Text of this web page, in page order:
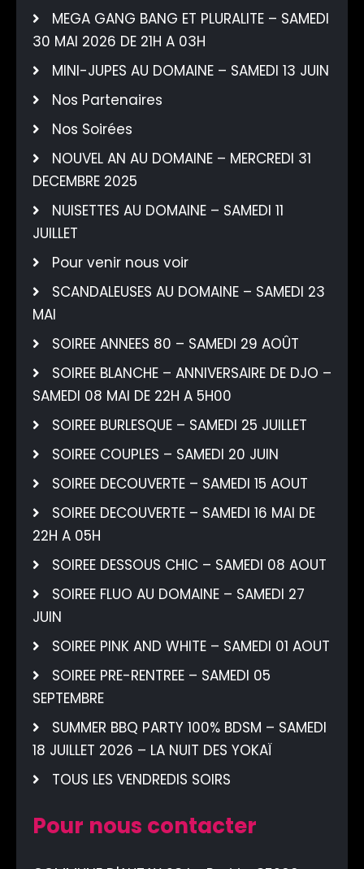
MEGA GANG BANG ET PLURALITE – SAMEDI
30 MAI 2026 DE 21H A 03H
MINI-JUPES AU DOMAINE – SAMEDI 13 JUIN
Nos Partenaires
Nos Soirées
NOUVEL AN AU DOMAINE – MERCREDI 31
DECEMBRE 2025
NUISETTES AU DOMAINE – SAMEDI 11
JUILLET
Pour venir nous voir
SCANDALEUSES AU DOMAINE – SAMEDI 23
MAI
SOIREE ANNEES 80 – SAMEDI 29 AOÛT
SOIREE BLANCHE – ANNIVERSAIRE DE DJO –
SAMEDI 08 MAI DE 22H A 5H00
SOIREE BURLESQUE – SAMEDI 25 JUILLET
SOIREE COUPLES – SAMEDI 20 JUIN
SOIREE DECOUVERTE – SAMEDI 15 AOUT
SOIREE DECOUVERTE – SAMEDI 16 MAI DE
22H A 05H
SOIREE DESSOUS CHIC – SAMEDI 08 AOUT
SOIREE FLUO AU DOMAINE – SAMEDI 27
JUIN
SOIREE PINK AND WHITE – SAMEDI 01 AOUT
SOIREE PRE-RENTREE – SAMEDI 05
SEPTEMBRE
SUMMER BBQ PARTY 100% BDSM – SAMEDI
18 JUILLET 2026 – LA NUIT DES YOKAÏ
TOUS LES VENDREDIS SOIRS
Pour nous contacter